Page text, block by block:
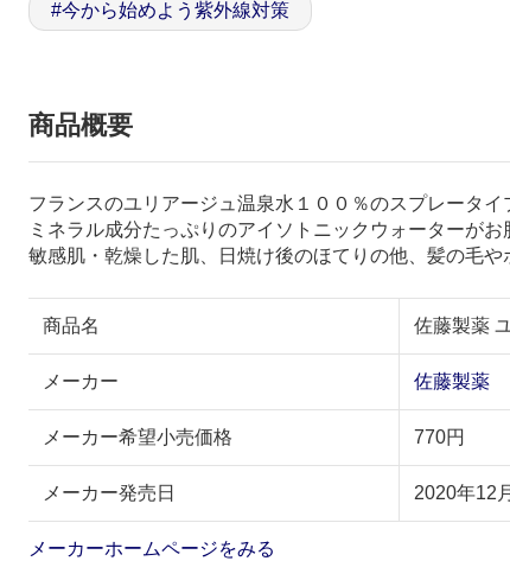
#今から始めよう紫外線対策
商品概要
フランスのユリアージュ温泉水１００％のスプレータイ
ミネラル成分たっぷりのアイソトニックウォーターが
敏感肌・乾燥した肌、日焼け後のほてりの他、髪の毛や
商品名 佐藤製薬
メーカー 佐藤製薬
メーカー希望小売価格 770円
メーカー発売日 2020年12
メーカーホームページをみる